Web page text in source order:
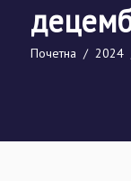
Почетна / 2024